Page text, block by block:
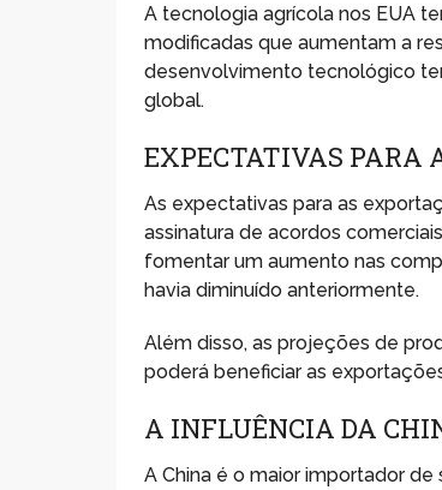
A tecnologia agrícola nos EUA
modificadas que aumentam a
desenvolvimento tecnológico
global.
EXPECTATIVAS PARA
As expectativas para as
assinatura de acordos
fomentar um aumento nas
havia diminuído anteriormente.
Além disso, as projeções de
poderá beneficiar as
A INFLUÊNCIA DA
A China é o maior importador